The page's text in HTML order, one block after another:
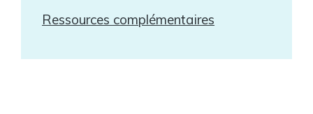
Ressources complémentaires